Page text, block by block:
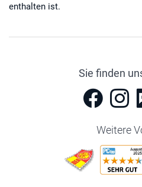
enthalten ist.
Sie finden
Weitere